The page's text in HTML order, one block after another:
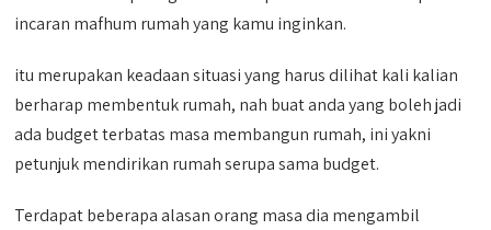
incaran mafhum rumah yang kamu inginkan.
itu merupakan keadaan situasi yang harus dilihat kali kalian
berharap membentuk rumah, nah buat anda yang boleh jadi
ada budget terbatas masa membangun rumah, ini yakni
petunjuk mendirikan rumah serupa sama budget.
Terdapat beberapa alasan orang masa dia mengambil